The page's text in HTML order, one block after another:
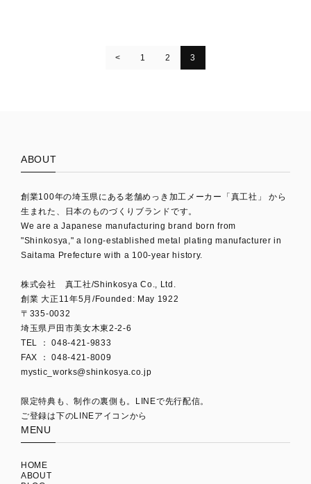
1
2 3
ABOUT
創業100年の埼玉県にある老舗めっき加工メーカー「真工社」 から
生まれた、日本のものづくりブランドです。
We are a Japanese manufacturing brand born from
"Shinkosya," a long-established metal plating manufacturer in
Saitama Prefecture with a 100-year history.
株式会社 真工社/Shinkosya Co., Ltd.
創業 大正11年5月/Founded: May 1922
〒335-0032
埼玉県戸田市美女木東2-2-6
TEL ： 048-421-9833
mystic_works@shinkosya.co.jp
限定特典も、制作の裏側も。LINEで先行配信。
ご登録は下のLINEアイコンから
MENU
HOME
ABOUT